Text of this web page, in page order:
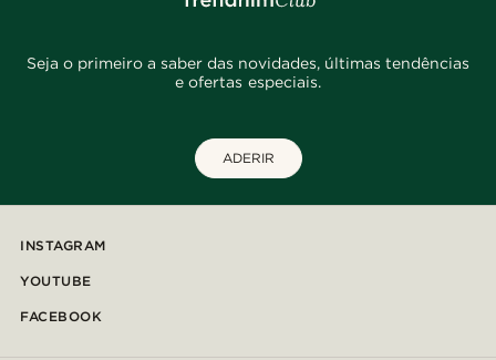
Seja o primeiro a saber das novidades, últimas tendências
e ofertas especiais.
ADERIR
INSTAGRAM
YOUTUBE
FACEBOOK